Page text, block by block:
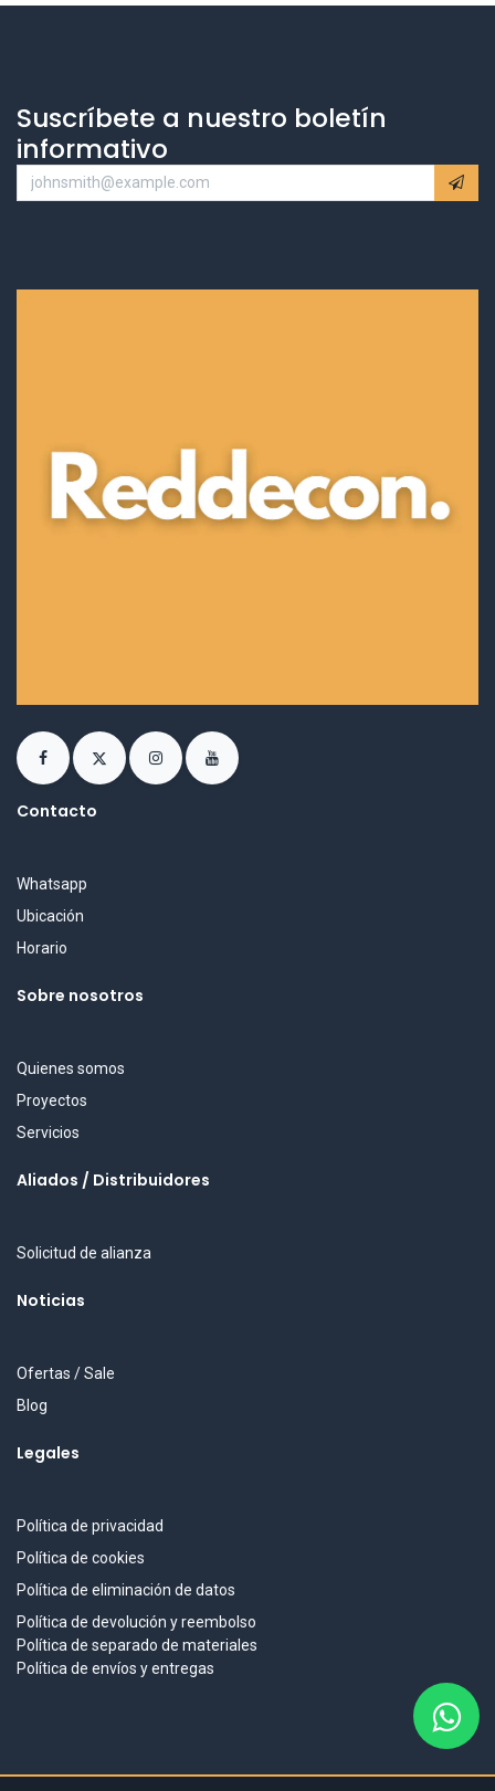
Suscríbete a nuestro boletín
informativo
Contacto
Whatsapp
Ubicación
Horario
Sobre nosotros
Quienes somos
Proyectos
Servicios
Aliados / Distribuidores
Solicitud de alianza
Noticias
Ofertas / Sale
Blog
Legales
Política de privacidad
Política de cookies
Política de eliminación de datos
Política de devolución y reembolso
Política de separado de materiales
Política de envíos y entregas